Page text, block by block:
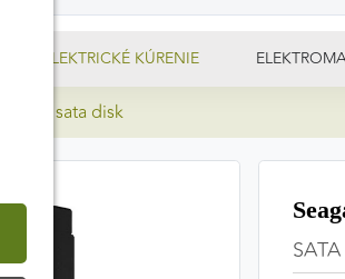
ELEKTRICKÉ KÚRENIE
1TB sata disk